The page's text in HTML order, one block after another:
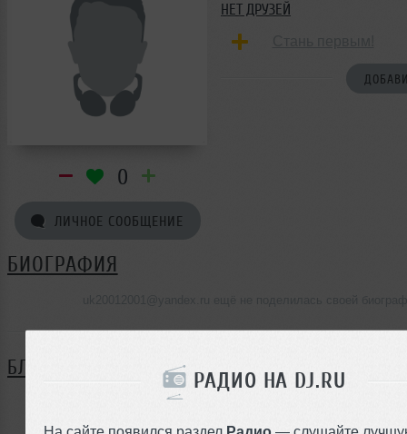
РАДИО НА DJ.RU
На сайте появился раздел Радио — слушайте
0
ЛИЧНОЕ СООБЩЕНИЕ
НЕТ ДРУЗЕЙ
БИОГРАФИЯ
БЛОГ